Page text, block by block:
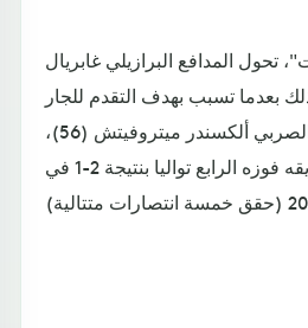
تحول المدافع البرازيلي غابريال
بعدما تسبب بهدف التقدم للجار
الضيف فولهام عبر الصربي ألكسندر ميتروفيتش (56)،
قبل أن يعود ويمنح فريقه فوزه الرابع تواليا بنتيجة 2-1 في